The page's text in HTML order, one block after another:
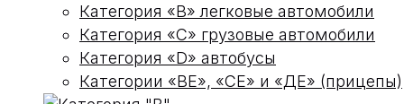
Категория «В» легковые автомобили
Категория «С» грузовые автомобили
Категория «D» автобусы
Категории «ВЕ», «СЕ» и «ДЕ» (прицепы)